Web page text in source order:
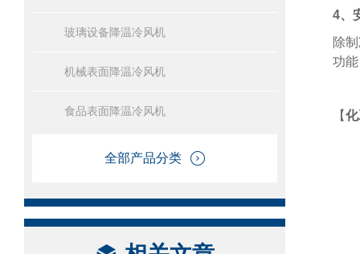
玻璃设备降温冷风机
机械表面降温冷风机
食品表面降温冷风机
全部产品分类
4、
除
功
【